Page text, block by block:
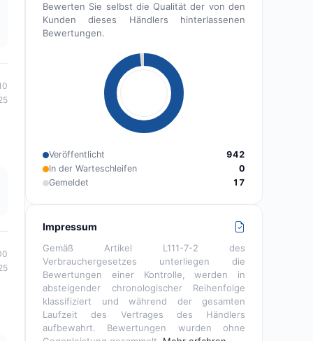
Bewerten Sie selbst die Qualität der von den
Kunden dieses Händlers hinterlassenen
Bewertungen.
Veröffentlicht
942
In der Warteschleifen
0
Gemeldet
17
Impressum
Gemäß Artikel L111-7-2 des
Verbrauchergesetzes unterliegen die
Bewertungen einer Kontrolle, werden in
absteigender chronologischer Reihenfolge
klassifiziert und während der gesamten
Laufzeit des Vertrages des Händlers
aufbewahrt. Bewertungen wurden ohne